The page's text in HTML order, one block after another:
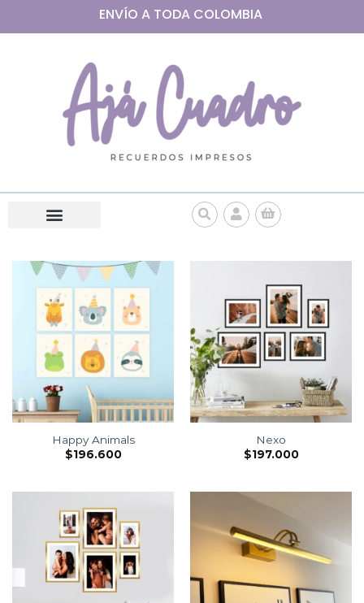
ENVÍO A TODA COLOMBIA
Happy Animals
$196.600
Nexo
$197.000